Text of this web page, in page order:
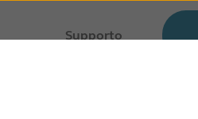
Supporto